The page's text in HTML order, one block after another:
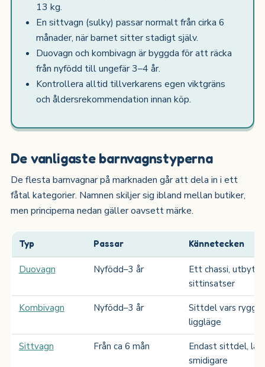
13 kg.
En sittvagn (sulky) passar normalt från cirka 6
månader, när barnet sitter stadigt själv.
Duovagn och kombivagn är byggda för att räcka
från nyfödd till ungefär 3–4 år.
Kontrollera alltid tillverkarens egen viktgräns
och åldersrekommendation innan köp.
De vanligaste barnvagnstyperna
De flesta barnvagnar på marknaden går att dela in i ett
fåtal kategorier. Namnen skiljer sig ibland mellan butiker,
men principerna nedan gäller oavsett märke.
Typ Passar Kännetecken
Duovagn Nyfödd–3 år
Ett chassi,
sittinsatser
Kombivagn Nyfödd–3 år
Sittdel vars rygg
liggläge
Sittvagn Från ca 6 mån
Endast sittdel,
smidigare